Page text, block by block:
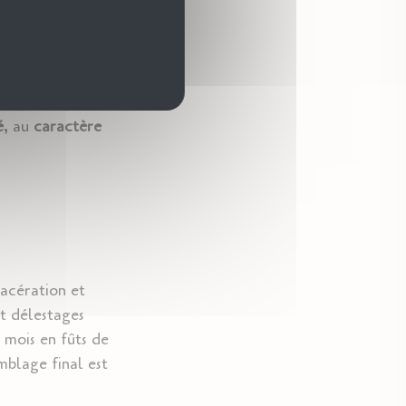
florale
, au caractère
et
délestages
en fûts de
final est